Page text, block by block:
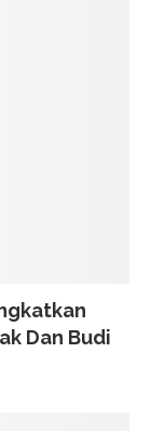
Dan Budi